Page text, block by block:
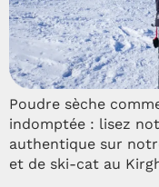
Poudre sèche
indomptée : lisez
authentique sur
et de ski-cat au